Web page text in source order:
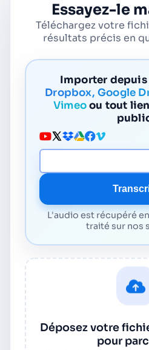
Essayez-le
Téléchargez votre
résultats précis en
Importer depuis
Dropbox, Google
Vimeoou tout
URL du média
L'audio est récupéré
traité sur nos
Déposez votre
pour